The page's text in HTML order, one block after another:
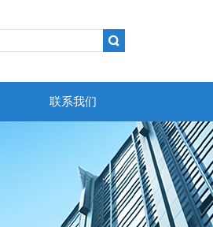
联系我们